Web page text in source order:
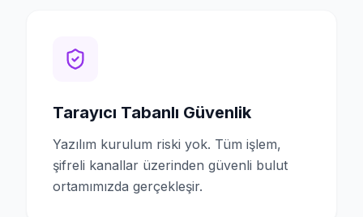
Tarayıcı Tabanlı Güvenlik
Yazılım kurulum riski yok. Tüm işlem,
şifreli kanallar üzerinden güvenli bulut
ortamımızda gerçekleşir.